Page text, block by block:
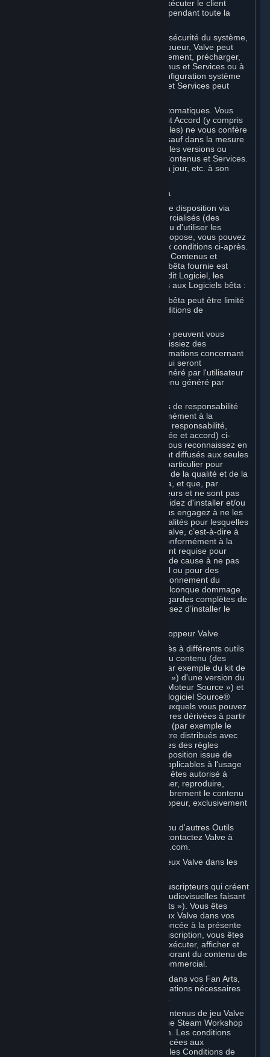
Steam et vous pouvez être tenu(e) d'exécuter le client
Steam et d'être connecté(e) à Internet pendant toute la
Pour des raisons liées notamment à la sécurité du système,
à la stabilité et à l'interopérabilité multijoueur, Valve peut
être amené à mettre à jour automatiquement, précharger,
créer de nouvelles versions des Contenus et Services ou à
les améliorer, et par conséquent, la configuration système
requise pour l'utilisation des Contenus et Services peut
Vous acceptez lesdites mises à jour automatiques. Vous
reconnaissez par ailleurs que le présent Accord (y compris
les Conditions de Souscription applicables) ne vous confère
aucun droit à exiger des mises à jour (sauf dans la mesure
requise par la loi applicable), de nouvelles versions ou
d'autres améliorations apportées aux Contenus et Services.
Valve décide de fournir lesdites mises à jour, etc. à son
b. Licence d'utilisation de Logiciels bêta
Valve peut à tout moment mettre à votre disposition via
Steam des logiciels pas encore commercialisés (des
« Logiciels bêta »). Vous n'êtes pas tenu d'utiliser les
Logiciels bêta, mais si Valve vous en propose, vous pouvez
choisir de les utiliser conformément aux conditions ci-après.
Les Logiciels bêta sont assimilés à des Contenus et
Services et chaque copie d'un Logiciel bêta fournie est
réputée constituer une Souscription audit Logiciel, les
dispositions suivantes étant spécifiques aux Logiciels bêta :
Votre droit d'utilisation d'un Logiciel bêta peut être limité
dans le temps et soumis à des Conditions de
Valve et les sociétés affiliées à Valve peuvent vous
demander ou exiger que vous fournissiez des
suggestions, commentaires ou informations concernant
votre utilisation d'un Logiciel bêta, qui seront
considérées comme du Contenu généré par l'utilisateur
conformément à la Section 6 (Contenu généré par
Outre les renonciations et limitations de responsabilité
relatives à tous les Logiciels conformément à la
Section 7 (Décharges, limitations de responsabilité,
absence de garanties, garantie limitée et accord) ci-
dessous, si elle s'applique à vous, vous reconnaissez en
particulier que les Logiciels bêta sont diffusés aux seules
fins de test et d'amélioration, et en particulier pour
fournir à Valve vos retours à propos de la qualité et de la
facilité d'utilisation des Logiciels bêta, et que, par
conséquent, ils contiennent des erreurs et ne sont pas
des versions définitives. Si vous décidez d'installer et/ou
d'utiliser les Logiciels bêta, vous vous engagez à ne les
utiliser qu’en conformité avec les finalités pour lesquelles
ils sont mis à votre disposition par Valve, c’est-à-dire à
des fins d’essai et d’amélioration, conformément à la
configuration système spécifiquement requise pour
chaque Logiciel bêta et en tout état de cause à ne pas
les utiliser sur un système sur lequel ou pour des
finalités pour lesquelles un dysfonctionnement du
Logiciel bêta pourrait causer un quelconque dommage.
En particulier, conservez des sauvegardes complètes de
tout système sur lequel vous choisissez d’installer le
C. Licence d'utilisation des Outils développeur Valve
Vos Souscriptions peuvent inclure l'accès à différents outils
Valve pouvant être utilisés pour créer du contenu (des
« Outils développeur »). Il peut s'agir par exemple du kit de
développement logiciel Valve (le « SDK ») d'une version du
moteur de jeu appelé « Source » (le « Moteur Source ») et
de l'éditeur associé Valve Hammer, du logiciel Source®
Filmmaker ou d'outils in-game grâce auxquels vous pouvez
modifier un jeu Valve ou créer des œuvres dérivées à partir
de celui-ci. Certains Outils développeur (par exemple le
logiciel Source® Filmmaker) peuvent être distribués avec
des Conditions de Souscription distinctes des règles
établies à la présente Section. Sauf disposition issue de
Conditions de Souscription distinctes applicables à l'usage
d'un Outil développeur particulier, vous êtes autorisé à
utiliser les Outils développeur, et à utiliser, reproduire,
publier, exécuter, afficher et distribuer librement le contenu
que vous créez à l'aide d'Outils développeur, exclusivement
Pour utiliser le SDK du Moteur Source ou d'autres Outils
développeur Valve à titre commercial, contactez Valve à
l'adresse sourceengine@valvesoftware.com.
D. Licence d'utilisation du contenu de jeux Valve dans les
Valve apprécie la communauté des Souscripteurs qui créent
du fan art, des fictions et des œuvres audiovisuelles faisant
référence aux jeux Valve (des « Fan Arts »). Vous êtes
autorisé à incorporer du contenu de jeux Valve dans vos
Fan Arts. Sauf disposition contraire énoncée à la présente
Section ou dans des Conditions de Souscription, vous êtes
autorisé à utiliser, reproduire, publier, exécuter, afficher et
distribuer librement des Fan Arts incorporant du contenu de
jeux Valve, exclusivement à titre non commercial.
Si vous incorporez du contenu de tiers dans vos Fan Arts,
assurez-vous d'avoir obtenu les autorisations nécessaires
L'utilisation commerciale de certains contenus de jeu Valve
est autorisée via des fonctions telles que Steam Workshop
ou les Marchés de Souscriptions Steam. Les conditions
applicables à cette utilisation sont énoncées aux
Sections 3.D et 6.B ci-dessous et dans les Conditions de